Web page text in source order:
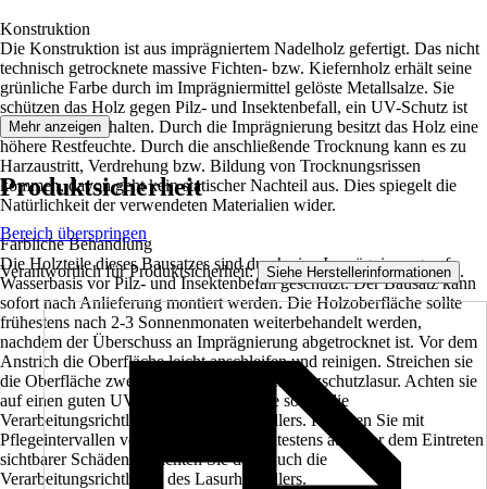
Konstruktion
Die Konstruktion ist aus imprägniertem Nadelholz gefertigt. Das nicht
technisch getrocknete massive Fichten- bzw. Kiefernholz erhält seine
grünliche Farbe durch im Imprägniermittel gelöste Metallsalze. Sie
schützen das Holz gegen Pilz- und Insektenbefall, ein UV-Schutz ist
jedoch nicht enthalten. Durch die Imprägnierung besitzt das Holz eine
höhere Restfeuchte. Durch die anschließende Trocknung kann es zu
Harzaustritt, Verdrehung bzw. Bildung von Trocknungsrissen
kommen, davon geht kein statischer Nachteil aus. Dies spiegelt die
Natürlichkeit der verwendeten Materialien wider.
Farbliche Behandlung
Die Holzteile dieses Bausatzes sind durch eine Imprägnierung auf
Wasserbasis vor Pilz- und Insektenbefall geschützt. Der Bausatz kann
sofort nach Anlieferung montiert werden. Die Holzoberfläche sollte
frühestens nach 2-3 Sonnenmonaten weiterbehandelt werden,
nachdem der Überschuss an Imprägnierung abgetrocknet ist. Vor dem
Anstrich die Oberfläche leicht anschleifen und reinigen. Streichen sie
die Oberfläche zweimal mit hochwertiger Holzschutzlasur. Achten sie
auf einen guten UV-Schutz der Produkte sowie die
Verarbeitungsrichtlinien des Lasurherstellers. Rechnen Sie mit
Pflegeintervallen von ca. 4-5 Jahren, spätestens aber vor dem Eintreten
sichtbarer Schäden. Beachten Sie dazu auch die
Verarbeitungsrichtlinien des Lasurherstellers.
Mehr anzeigen
Produktsicherheit
Bereich überspringen
Verantwortlich für Produktsicherheit: Siehe Herstellerinformationen .